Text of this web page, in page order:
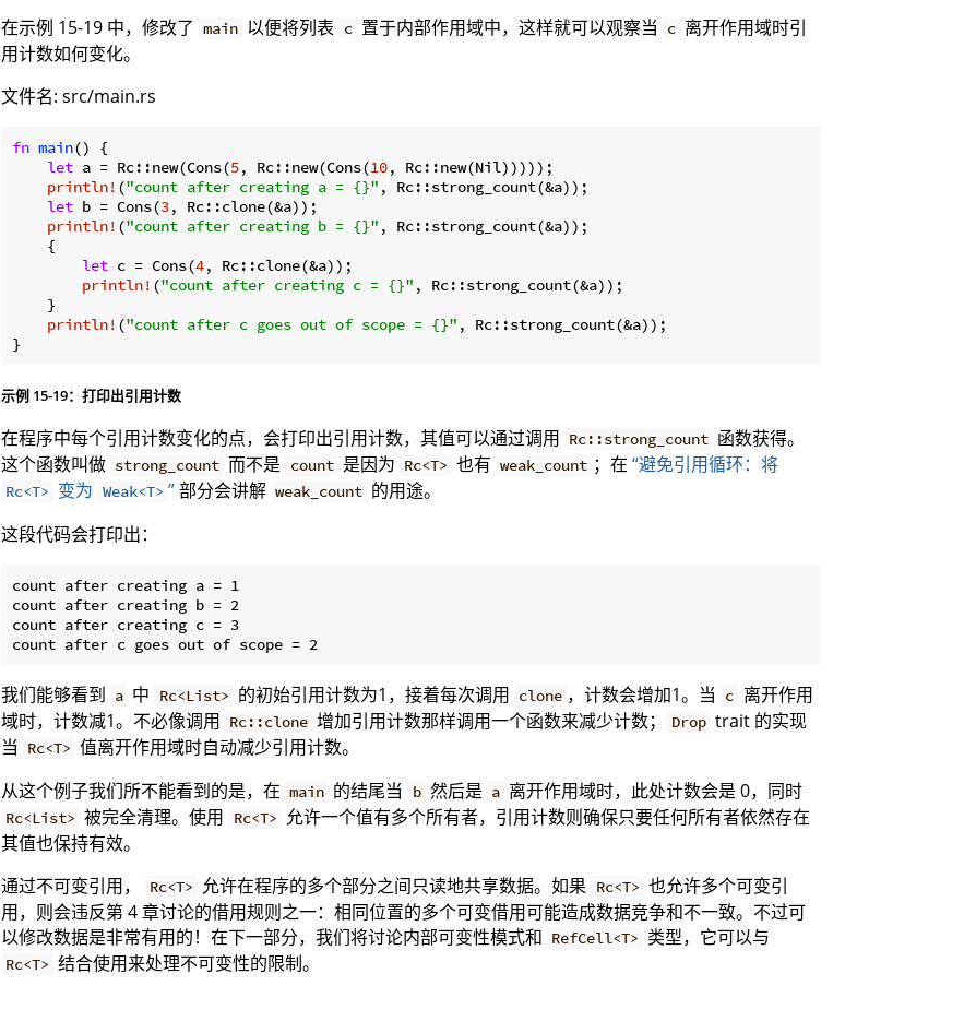
在示例 15-19 中，修改了 main 以便将列表 c 置于内部作用域中，这样就可以观察当 c 离开作用域时引
用计数如何变化。
文件名: src/main.rs
fn main() {
let a = Rc::new(Cons(5, Rc::new(Cons(10, Rc::new(Nil)))));
println! ("count after creating a = {}" , Rc::strong_count(&a));
let b = Cons(3, Rc::clone(&a));
println! ("count after creating b = {}" , Rc::strong_count(&a));
    {
let c = Cons(4, Rc::clone(&a));
println! ("count after creating c = {}" , Rc::strong_count(&a));
    }
println! ("count after c goes out of scope = {}" , Rc::strong_count(&a));
}
示例 15-19：打印出引用计数
在程序中每个引用计数变化的点，会打印出引用计数，其值可以通过调用 Rc::strong_count 函数获得。
这个函数叫做 strong_count 而不是 count 是因为 Rc<T> 也有 weak_count ；在 “避免引用循环：将
Rc<T> 变为 Weak<T> ”部分会讲解 weak_count 的用途。
这段代码会打印出：
count after creating a = 1
count after creating b = 2
count after creating c = 3
我们能够看到 a 中 Rc<List> 的初始引用计数为1，接着每次调用 clone ，计数会增加1。当 c 离开作用
域时，计数减1。不必像调用 Rc::clone 增加引用计数那样调用一个函数来减少计数； Drop trait 的实现
当
Rc<T> 值离开作用域时自动减少引用计数。
从这个例子我们所不能看到的是，在 main 的结尾当 b 然后是 a 离开作用域时，此处计数会是 0，同时
Rc<List> 被完全清理。使用 Rc<T>
允许一个值有多个所有者，引用计数则确保只要任何所有者依然存在
其值也保持有效。
通过不可变引用，
Rc<T> 允许在程序的多个部分之间只读地共享数据。如果 Rc<T> 也允许多个可变引
用，则会违反第 4 章讨论的借用规则之一：相同位置的多个可变借用可能造成数据竞争和不一致。不过可
以修改数据是非常有用的！在下一部分，我们将讨论内部可变性模式和 RefCell<T> 类型，它可以与
Rc<T> 结合使用来处理不可变性的限制。